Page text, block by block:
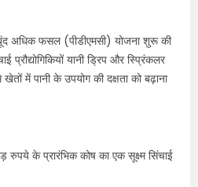
अधिक फसल (पीडीएमसी) योजना शुरू की
प्रौद्योगिकियों यानी ड्रिप और स्प्रिंकलर
में पानी के उपयोग की दक्षता को बढ़ाना
रुपये के प्रारंभिक कोष का एक सूक्ष्म सिंचाई